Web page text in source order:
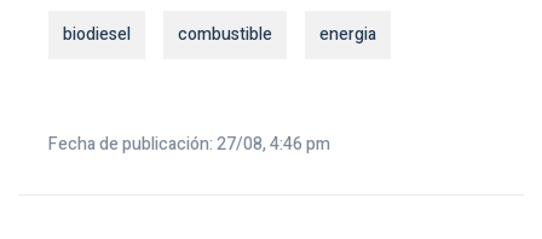
biodiesel combustible energia
Fecha de publicación: 27/08, 4:46 pm